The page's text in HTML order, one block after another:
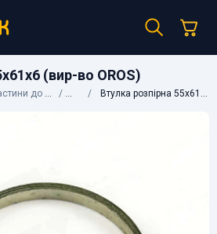
(вир-во OROS)
OROS Втулка розпірна 55х61х6 (вир-во OROS)